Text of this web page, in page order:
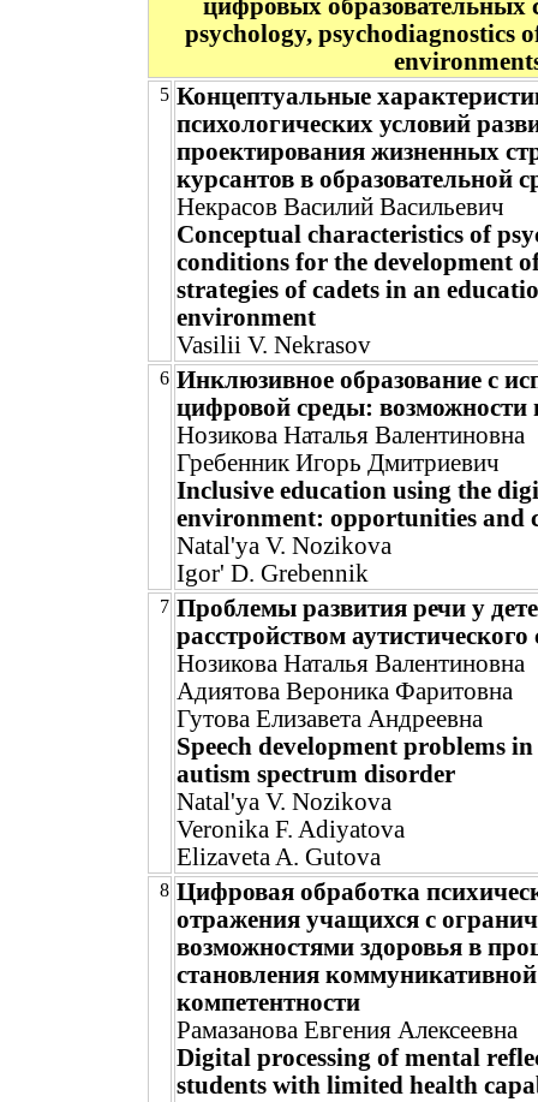
цифровых образовательных
psychology, psychodiagnostics
5 Концептуальные
психологических условий
проектирования жизненных
курсантов в образовательной
Некрасов Василий Васильевич
Conceptual characteristics of
conditions for the development
strategies of cadets in an
environment
Vasilii V. Nekrasov
6 Инклюзивное образование с
цифровой среды:
Нозикова Наталья Валентиновна
Гребенник Игорь Дмитриевич
Inclusive education using the
environment: opportunities and
Natal'ya V. Nozikova
Igor' D. Grebennik
7 Проблемы развития речи у
расстройством аутистического
Нозикова Наталья Валентиновна
Адиятова Вероника Фаритовна
Гутова Елизавета Андреевна
Speech development problems
autism spectrum disorder
Natal'ya V. Nozikova
Veronika F. Adiyatova
Elizaveta A. Gutova
8 Цифровая обработка
отражения учащихся с
возможностями здоровья в
становления коммуникативной
компетентности
Рамазанова Евгения Алексеевна
Digital processing of mental
students with limited health